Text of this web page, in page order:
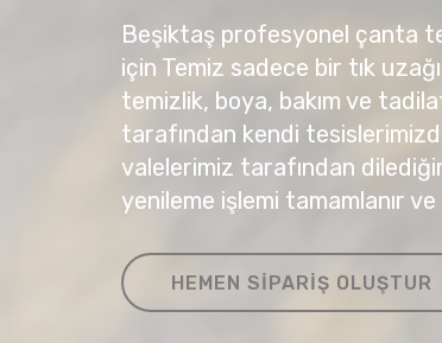
Beşiktaş profesyonel çanta
için Temiz sadece bir tık
temizlik, boya, bakım ve
tarafından kendi
valelerimiz tarafından
yenileme işlemi tamamlanır
HEMEN SIPARIŞ OLUŞTUR